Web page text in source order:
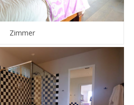
Zimmer